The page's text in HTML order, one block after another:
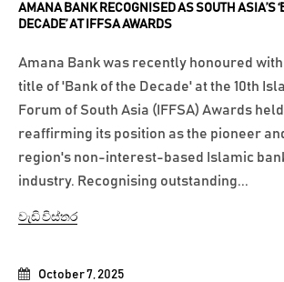
October 7, 2025
AMANA BANK RECOGNISED AS SOUTH ASIA’S
DECADE’ AT IFFSA AWARDS
Amana Bank was recently honoured
title of 'Bank of the Decade' at the 10th
Forum of South Asia (IFFSA) Awards
reaffirming its position as the pioneer
region's non-interest-based Islamic
industry. Recognising outstanding...
වැඩි විස්තර